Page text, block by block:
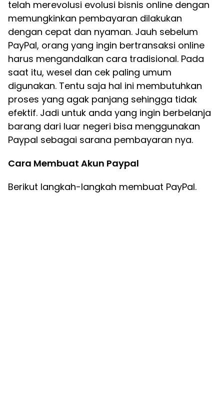
telah merevolusi evolusi bisnis online dengan
memungkinkan pembayaran dilakukan
dengan cepat dan nyaman. Jauh sebelum
PayPal, orang yang ingin bertransaksi online
harus mengandalkan cara tradisional. Pada
saat itu, wesel dan cek paling umum
digunakan. Tentu saja hal ini membutuhkan
proses yang agak panjang sehingga tidak
efektif. Jadi untuk anda yang ingin berbelanja
barang dari luar negeri bisa menggunakan
Paypal sebagai sarana pembayaran nya.
Cara Membuat Akun Paypal
Berikut langkah-langkah membuat PayPal.